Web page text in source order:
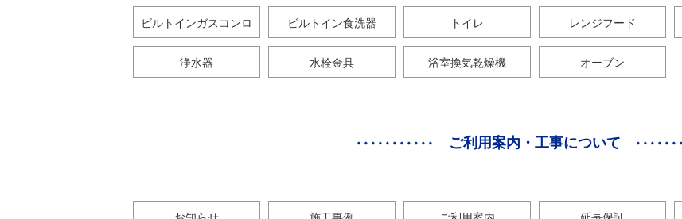
ビルトインガスコンロ ビルトイン食洗器 トイレ レンジフード
浄水器 水栓金具 浴室換気乾燥機 オーブン
ご利用案内・工事について